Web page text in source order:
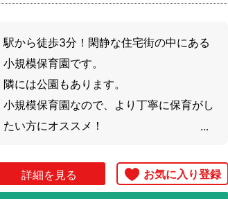
駅から徒歩3分！閑静な住宅街の中にある
小規模保育園です。
隣には公園もあります。
小規模保育園なので、より丁寧に保育がし
たい方にオススメ！
ごしています。
気になる方はお気軽にご相談下さい♪
詳細を見る